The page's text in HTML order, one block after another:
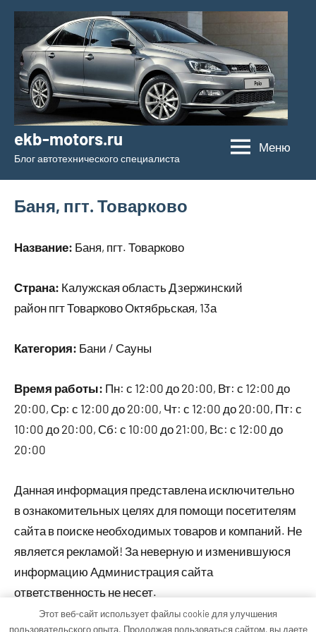
Перейти
содержимому
ekb-motors.ru
Блог автотехнического специалиста
Меню
Баня, пгт. Товарково
Название: Баня, пгт. Товарково
Страна: Калужская область Дзержинский
район пгт Товарково Октябрьская, 13а
Категория: Бани / Сауны
Время работы: Пн: с 12:00 до 20:00, Вт: с 12:00 до
20:00, Ср: с 12:00 до 20:00, Чт: с 12:00 до 20:00, Пт: с
10:00 до 20:00, Сб: с 10:00 до 21:00, Вс: с 12:00 до
20:00
Данная информация представлена исключительно
в ознакомительных целях для помощи посетителям
сайта в поиске необходимых товаров и компаний. Не
является рекламой! За неверную и изменившуюся
информацию Администрация сайта
ответственность не несет.
Этот веб-сайт использует файлы cookie для улучшения
пользовательского опыта. Продолжая пользоваться сайтом, вы даете